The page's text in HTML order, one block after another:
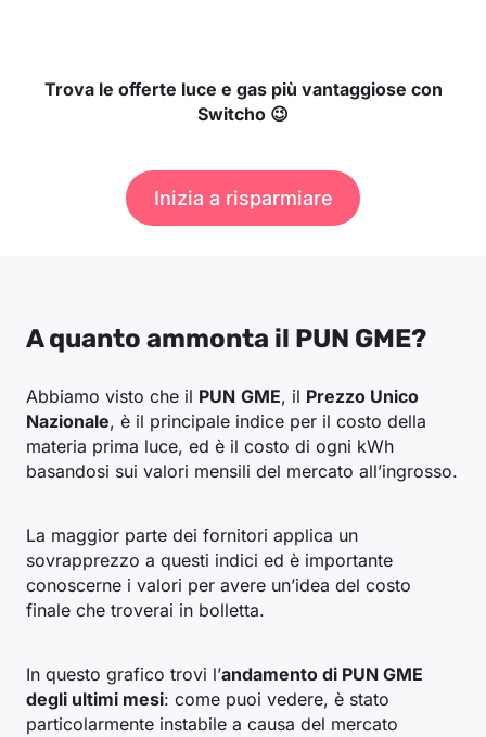
Trova le offerte luce e gas più vantaggiose con
Switcho 😉
Inizia a risparmiare
A quanto ammonta il PUN GME?
Abbiamo visto che il PUN GME, il Prezzo Unico
Nazionale, è il principale indice per il costo della
materia prima luce, ed è il costo di ogni kWh
basandosi sui valori mensili del mercato all’ingrosso.
La maggior parte dei fornitori applica un
sovrapprezzo a questi indici ed è importante
conoscerne i valori per avere un’idea del costo
finale che troverai in bolletta.
In questo grafico trovi l’andamento di PUN GME
degli ultimi mesi: come puoi vedere, è stato
particolarmente instabile a causa del mercato